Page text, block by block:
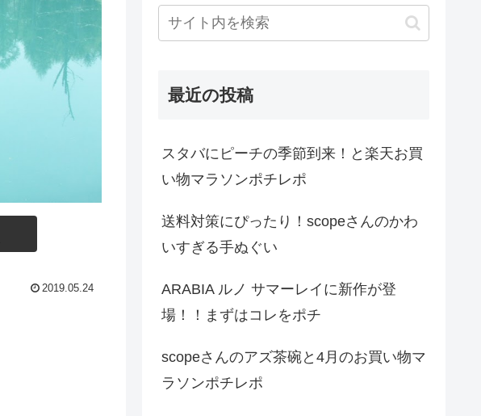
2019.05.24
最近の投稿
スタバにピーチの季節到来！と楽天お買
い物マラソンポチレポ
送料対策にぴったり！scopeさんのかわ
いすぎる手ぬぐい
ARABIA ルノ サマーレイに新作が登
場！！まずはコレをポチ
scopeさんのアズ茶碗と4月のお買い物マ
ラソンポチレポ